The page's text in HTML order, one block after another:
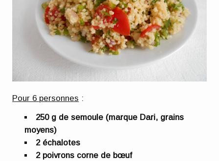
Pour 6 personnes :
250 g de semoule (marque Dari, grains
moyens)
2 échalotes
2 poivrons corne de bœuf